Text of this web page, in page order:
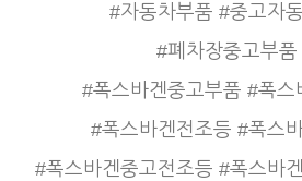
#자동차부품 #중고자
#폐차장중고부
#폭스바겐중고부품 #폭
#폭스바겐전조등 #폭스
#폭스바겐중고전조등 #폭스바